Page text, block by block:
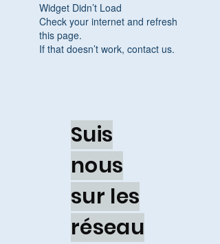
Widget Didn’t Load
Check your internet and refresh
this page.
If that doesn’t work, contact us.
Suis
nous
sur les
réseau